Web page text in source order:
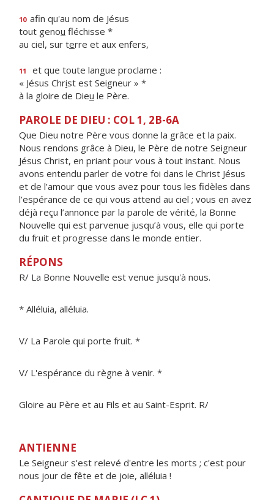
10 afin qu'au nom de Jésus
tout genou fléchisse *
au ciel, sur terre et aux enfers,
11
et que toute langue proclame :
« Jésus Christ est Seigneur » *
à la gloire de Dieu le Père.
PAROLE DE DIEU : COL 1, 2B-6A
Que Dieu notre Père vous donne la grâce et la paix.
Nous rendons grâce à Dieu, le Père de notre Seigneur
Jésus Christ, en priant pour vous à tout instant. Nous
avons entendu parler de votre foi dans le Christ Jésus
et de l’amour que vous avez pour tous les fidèles dans
l’espérance de ce qui vous attend au ciel ; vous en avez
déjà reçu l’annonce par la parole de vérité, la Bonne
Nouvelle qui est parvenue jusqu’à vous, elle qui porte
du fruit et progresse dans le monde entier.
RÉPONS
R/ La Bonne Nouvelle est venue jusqu'à nous.
* Alléluia, alléluia.
V/ La Parole qui porte fruit. *
V/ L'espérance du règne à venir. *
Gloire au Père et au Fils et au Saint-Esprit. R/
ANTIENNE
Le Seigneur s'est relevé d'entre les morts ; c'est pour
nous jour de fête et de joie, alléluia !